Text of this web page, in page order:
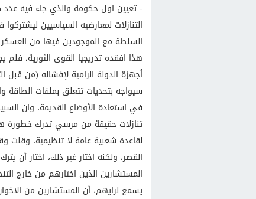
- تعيين اول حكومة والذي جاء فيه عدد
التنازلات لمعارضيه السياسيين
السلطة مع الموجودين فيها من العسكر
هذا افقده تدريجيا القوى الثورية،
أجهزة الدولة الرامية لإفشاله (من
سيواجه بتحديات تتعلق بملفات الطاقة
في استعادة الأوضاع القديمة، وان
تنازلات حقيقة من مرسي تدرك خطورة
لقاعدة شعبية عامة لا تنظيمية، وقلت
القصر، ولكنه اختار غير ذلك، اختار أن
المستشارين الذين اختارهم من خارج
يسمع لرايهم، أن المستشارين من